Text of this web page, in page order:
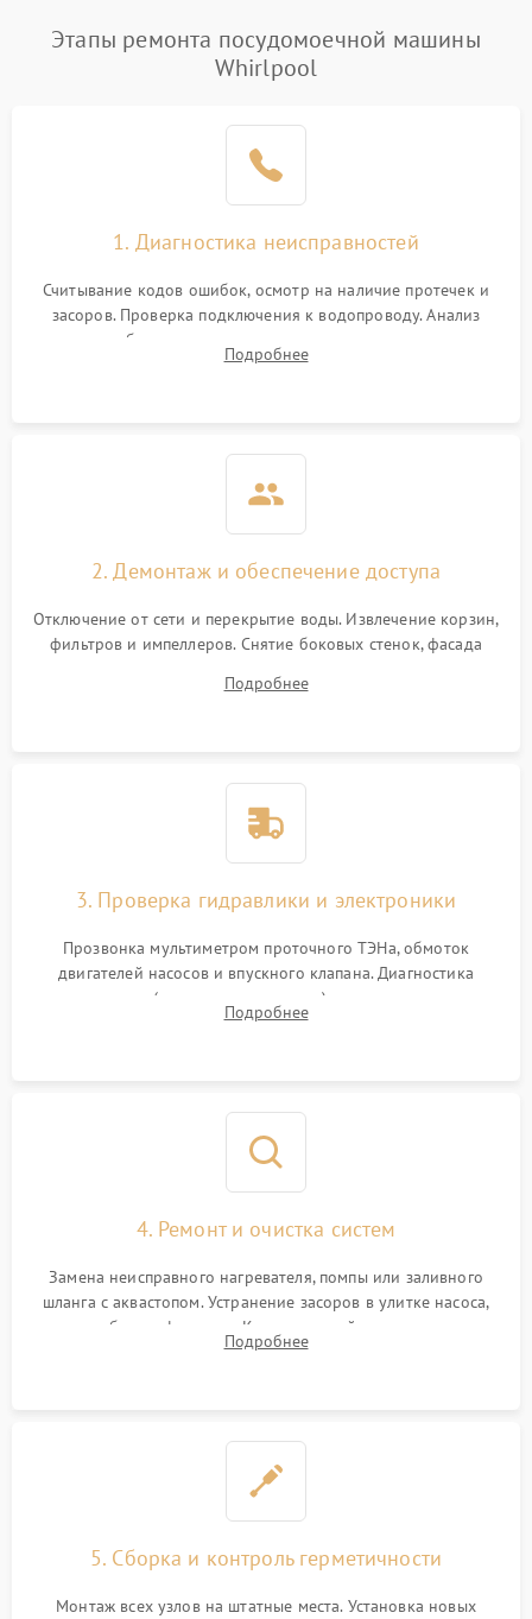
Проблемы с набором
воды
1800 ₽ Подробнее →
1700 ₽
циркуляционным насосом
2100 ₽ Подробнее →
Этапы ремонта посудомоечной машины
Whirlpool
1. Диагностика неисправностей
Считывание кодов ошибок, осмотр на наличие протечек и
засоров. Проверка подключения к водопроводу. Анализ
жалоб на отсутствие слива, нагрева, вращения
разбрызгивателей или срабатывание системы защиты
Подробнее
2. Демонтаж и обеспечение доступа
Отключение от сети и перекрытие воды. Извлечение корзин,
фильтров и импеллеров. Снятие боковых стенок, фасада
циркуляционному насосу, ТЭНу и сливной помпе.
Подробнее
3. Проверка гидравлики и электроники
Прозвонка мультиметром проточного ТЭНа, обмоток
двигателей насосов и впускного клапана. Диагностика
прессостата (датчика уровня воды), датчика мутности,
концевика дверцы и электронного модуля управления.
Подробнее
4. Ремонт и очистка систем
Замена неисправного нагревателя, помпы или заливного
шланга с аквастопом. Устранение засоров в улитке насоса,
патрубках и фильтрах. Компонентный ремонт платы
управления, восстановление поврежденной проводки.
Подробнее
5. Сборка и контроль герметичности
Монтаж всех узлов на штатные места. Установка новых